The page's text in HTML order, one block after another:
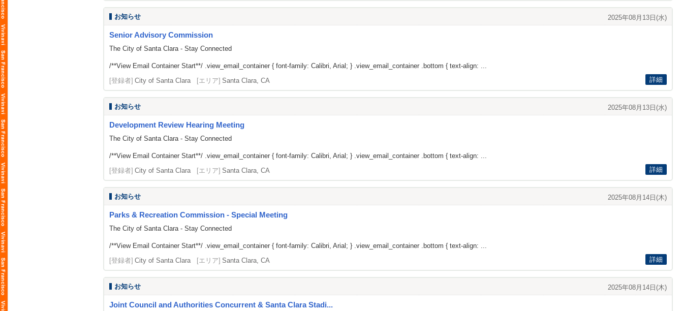
お知らせ 2025年08月13日(水)
Senior Advisory Commission
The City of Santa Clara - Stay Connected
/**View Email Container Start**/ .view_email_container { font-family: Calibri, Arial; } .view_email_container .bottom { text-align: ...
[登録者] City of Santa Clara [エリア] Santa Clara, CA 詳細
お知らせ 2025年08月13日(水)
Development Review Hearing Meeting
The City of Santa Clara - Stay Connected
/**View Email Container Start**/ .view_email_container { font-family: Calibri, Arial; } .view_email_container .bottom { text-align: ...
[登録者] City of Santa Clara [エリア] Santa Clara, CA 詳細
お知らせ 2025年08月14日(木)
Parks & Recreation Commission - Special Meeting
The City of Santa Clara - Stay Connected
/**View Email Container Start**/ .view_email_container { font-family: Calibri, Arial; } .view_email_container .bottom { text-align: ...
[登録者] City of Santa Clara [エリア] Santa Clara, CA 詳細
お知らせ 2025年08月14日(木)
Joint Council and Authorities Concurrent & Santa Clara Stadi...